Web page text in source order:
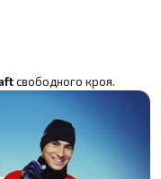
свободного кроя.